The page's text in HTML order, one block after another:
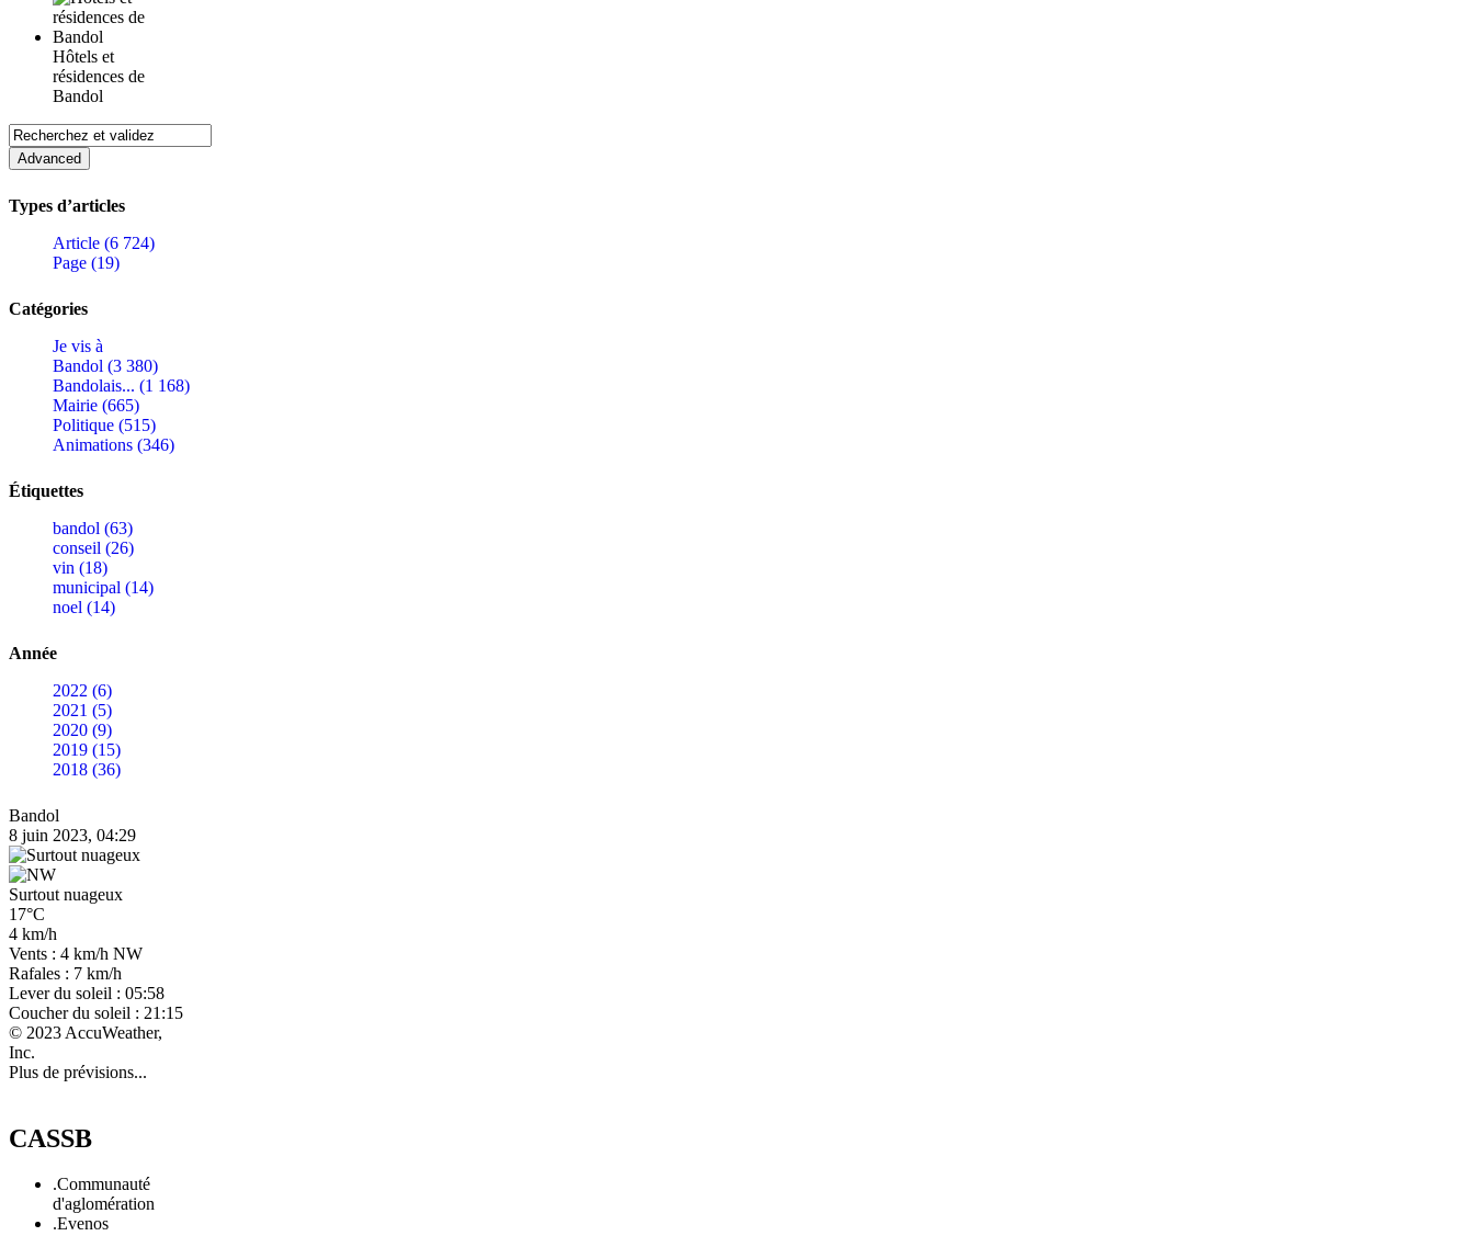
Hôtels et
résidences de
Bandol
Types d’articles
Article (6 724)
Page (19)
Catégories
Je vis à
Bandol (3 380)
Bandolais... (1 168)
Mairie (665)
Politique (515)
Animations (346)
Étiquettes
bandol (63)
conseil (26)
vin (18)
municipal (14)
noel (14)
Année
2022 (6)
2021 (5)
2020 (9)
2019 (15)
2018 (36)
Bandol
8 juin 2023, 04:29
Surtout nuageux
17°C
4 km/h
Vents : 4 km/h NW
Rafales : 7 km/h
Lever du soleil : 05:58
Coucher du soleil : 21:15
© 2023 AccuWeather,
Inc.
Plus de prévisions...
CASSB
.Communauté
d'aglomération
.Evenos